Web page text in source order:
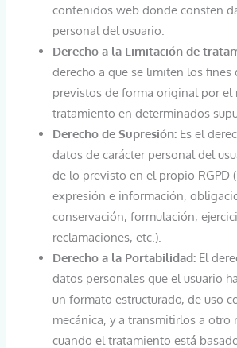
contenidos web donde consten
personal del usuario.
Derecho a la Limitación de
derecho a que se limiten los
previstos de forma original por el
tratamiento en determinados
Derecho de Supresión: Es el
datos de carácter personal del
de lo previsto en el propio RGPD
expresión e información,
conservación, formulación,
reclamaciones, etc.).
Derecho a la Portabilidad: El
datos personales que el usuario
un formato estructurado, de uso
mecánica, y a transmitirlos a otro
cuando el tratamiento está